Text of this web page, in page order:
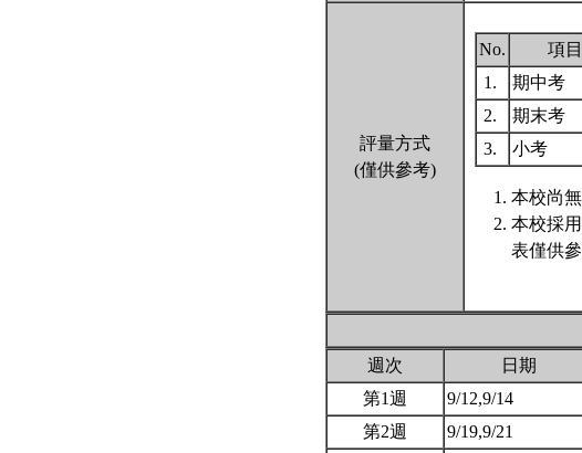
評量方式
(僅供參考)
No. 項目
1.
期中考
2.
期末考
3.
小考
本校尚
本校採
表僅供
週次
日期
第1週
9/12,9/14
第2週
9/19,9/21